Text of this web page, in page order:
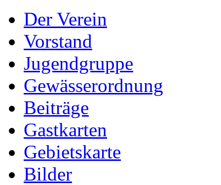
Der Verein
Vorstand
Jugendgruppe
Gewässerordnung
Beiträge
Gastkarten
Gebietskarte
Bilder